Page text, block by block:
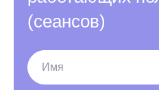
(сеансов)